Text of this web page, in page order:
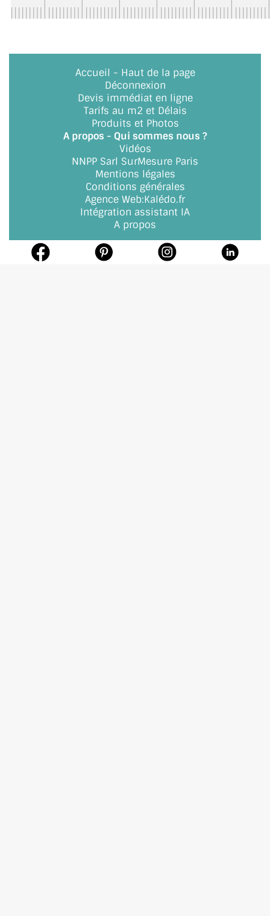
COMMENT COUPER DU VERRE ?
CONSEILS / AIDE
A PROPOS DE LA LIVRAISON
PLAN DU SITE
NOUS TROUVER - BUC 78
Accueil - Haut de la page
Déconnexion
Devis immédiat en ligne
Tarifs au m2 et Délais
Produits et Photos
A propos - Qui sommes nous ?
Vidéos
NNPP Sarl SurMesure Paris
Mentions légales
Conditions générales
Agence Web:Kalédo.fr
Intégration assistant IA
A propos